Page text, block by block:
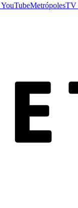
YouTubeMetrópolesTV